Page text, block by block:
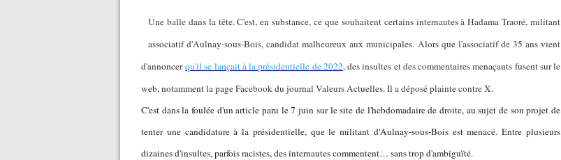
Une balle dans la tête. C'est, en substance, ce que souhaitent certains internautes à Hadama Traoré, militant
associatif d'Aulnay-sous-Bois, candidat malheureux aux municipales. Alors que l'associatif de 35 ans vient
d'annoncerqu'il se lançait à la présidentielle de 2022, des insultes et des commentaires menaçants fusent sur le
web, notamment la page Facebook du journal Valeurs Actuelles. Il a déposé plainte contre X.
C'est dans la foulée d'un article paru le 7 juin sur le site de l'hebdomadaire de droite, au sujet de son projet de
tenter une candidature à la présidentielle, que le militant d'Aulnay-sous-Bois est menacé. Entre plusieurs
dizaines d'insultes, parfois racistes, des internautes commentent… sans trop d'ambiguïté.